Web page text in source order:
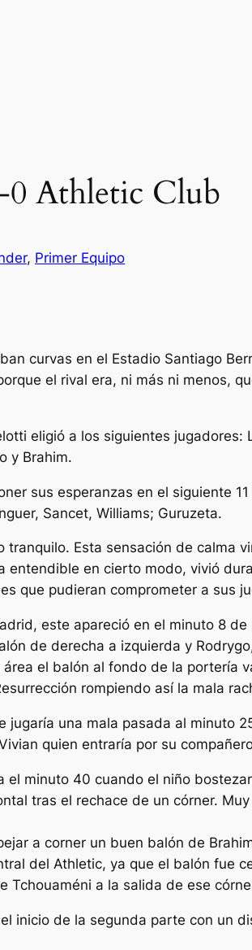
0 Athletic Club
, Primer Equipo
curvas en el Estadio Santiago
el rival era, ni más ni menos,
eligió a los siguientes jugadores:
y Brahim.
sus esperanzas en el siguiente
Sancet, Williams; Guruzeta.
Esta sensación de calma
entendible en cierto modo, vivió
que pudieran comprometer a sus
este apareció en el minuto 8
de derecha a izquierda y
el balón al fondo de la portería
rompiendo así la mala
una mala pasada al minuto
quien entraría por su
minuto 40 cuando el niño
tras el rechace de un córner.
a corner un buen balón de
del Athletic, ya que el balón fue
Tchouaméni a la salida de ese
inicio de la segunda parte con un